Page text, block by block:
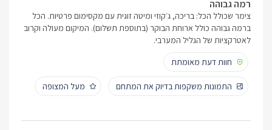
רמה גבוהה
צימר שכולל הכל: בריכה, ג׳קוזי ומיטה זוגית עם מקסימום פרטיות. הכל
ברמה גבוהה כולל ארוחת הבוקר (בתוספת תשלום). המיקום מעולה וקרוב
לאטרקציות של הגליל המערבי.
חוות דעת מאומתת
התמונות משקפות בדיוק את המתחם מעל המצופה